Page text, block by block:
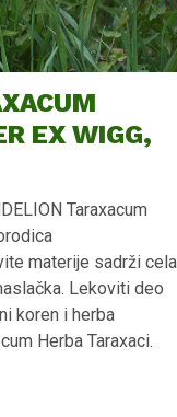
EX WIGG,
Prirodni antioksidansi poreklom iz maslačka (kvercetin, taraxasterol, polifenolne kiseline) štite od oksidacije lošeg LDL holesterola. Ekstrakt maslačka doprinosi zdravlju i kroz prevenciju oštećenja organa usled biološke degeneracije. Antioksidansi suprimiraju pojavu i razvoj ateroskleroze i ateroskleroznih lezija – ateroma. Fitomolekule flavonoidi i polifenoli maslačka naučnim i tradicionalnim putem dokazano pokazuju dejstvo antioksidansa. Ove molekule smanjuju nivo holesterola u krvotoku, i plus sa osobinama antioksidansa efikasne su u prevenciji nastanka i razvoja ateroskleroze. Maslačak redukuje razvoj ateroskleroze. Hiperholesterol ateroskleroza povezana je sa porastom nivoa kiseoničnih radikala, koji dokazano produkuju lezije endotela arterija. Lezija endotela arterija kritičan je inicajlni događaj u razvoju ateroskleroze. Maslačak sprečava pojavu lezije na endotelnim ćelijama zida krvnog suda arterije kao posledicu dejstva oksidisanih slobodnih radikala kroz njegove antioksidans osobine. Redukcija stepena ateroskleroze povezuje se i sa osobinama maslačka kao hipolipidemika. Maslačak se upotrebljava u narodnoj medicini za lečenje inflamacija (upala) i ateroskleroze. Naučnici su istraživanjima utvrdili uticaj visokomasne hrane na zid aorte. Preteranim unosom masne hrane pojavljuje se tanak sloj masnih naslaga na zidu aorte – ateroskleroznih lezija što je tipično za aterosklerozu. Formiranje ovih ateroskleroznih lezija značajno opada unosom ekstrakta korena ili herbe maslačka. Ekstrakt maslačka sprečava agregaciju trombocita, odnosno sprečava pojavu tromba, pokazuje osobine antikoagulansa i antioksidansa, i time štiti od kardiovaskularnih bolesti. MASLAČAK SMANJUJE HOLESTEROL I TRIGLICERIDE Lečenje ekstraktom dandelion lista i korena rezultiralo je smanjenjem nivoa plazma enzima i vrednosti holesterola i triglicerida u krvi. Ekstrakt prevenira ne samo aterogeni index, koji je prepoznat kao bolji arterosklerozni marker neg